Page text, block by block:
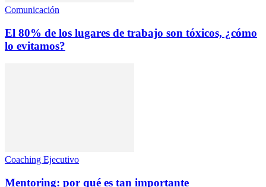
Comunicación
El 80% de los lugares de trabajo son tóxicos, ¿cómo
lo evitamos?
Coaching Ejecutivo
Mentoring: por qué es tan importante